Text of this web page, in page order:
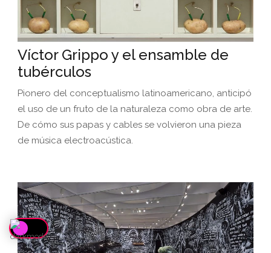
Víctor Grippo y el ensamble de
tubérculos
Pionero del conceptualismo latinoamericano, anticipó
el uso de un fruto de la naturaleza como obra de arte.
De cómo sus papas y cables se volvieron una pieza
de música electroacústica.